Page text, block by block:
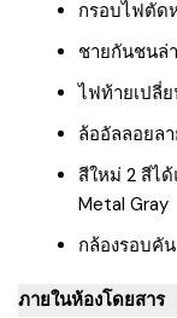
กรอบไฟตัด
ชายกันชนล่
ไฟท้ายเปลี่
ล้ออัลลอยล
สีใหม่ 2 สีไ
Metal Gray
กล้องรอบคั
ภายในห้องโดยสาร